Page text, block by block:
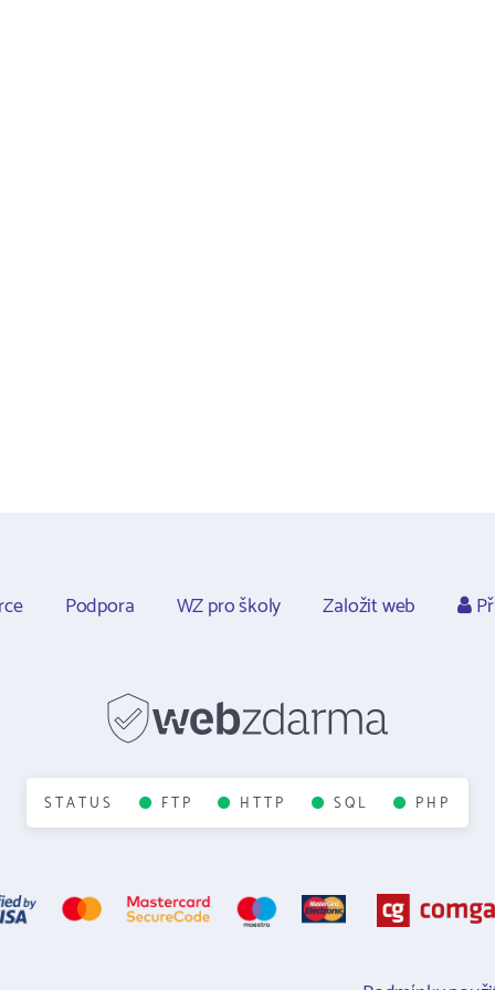
Podpora WZ pro školy Založit web
STATUS FTP HTTP SQL PHP